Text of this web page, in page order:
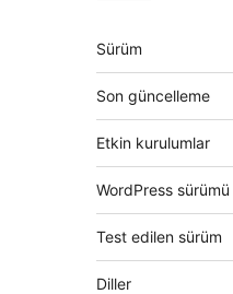
Meta
Sürüm
Son güncelleme
Etkin kurulumlar
WordPress sürümü
Test edilen sürüm
Diller